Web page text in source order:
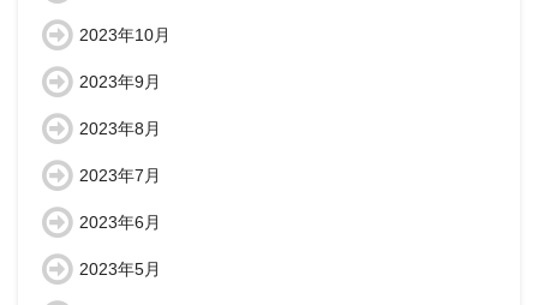
2023年10月
2023年9月
2023年8月
2023年7月
2023年6月
2023年5月